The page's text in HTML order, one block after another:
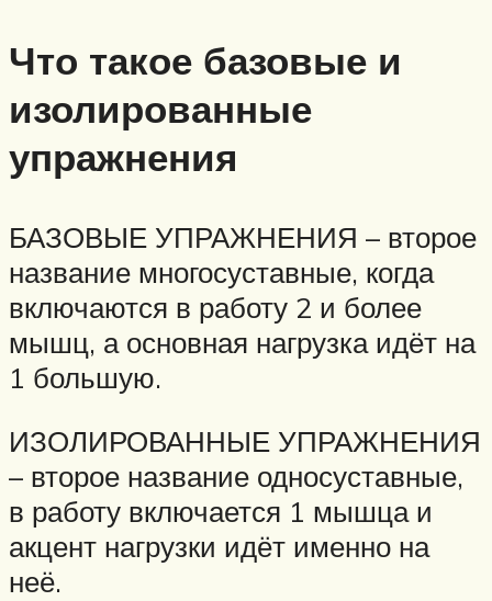
Что такое базовые и
изолированные
упражнения
БАЗОВЫЕ УПРАЖНЕНИЯ – второе
название многосуставные, когда
включаются в работу 2 и более
мышц, а основная нагрузка идёт на
1 большую.
ИЗОЛИРОВАННЫЕ УПРАЖНЕНИЯ
– второе название односуставные,
в работу включается 1 мышца и
акцент нагрузки идёт именно на
неё.